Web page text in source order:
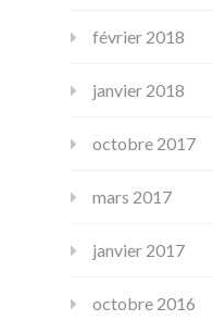
février 2018
janvier 2018
octobre 2017
mars 2017
janvier 2017
octobre 2016